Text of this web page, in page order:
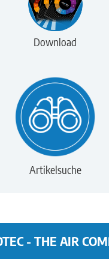
Download
Artikelsuche
- THE AIR